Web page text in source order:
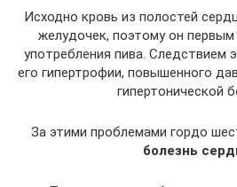
Исходно кровь из полостей
желудочек, поэтому он
употребления пива. Следствием
его гипертрофии, повышенного
гипертонической
За этими проблемами гордо
болезнь